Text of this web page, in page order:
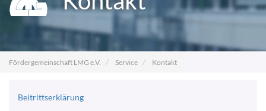
Fördergemeinschaft LMG e.V. Service Kontakt
Beitrittserklärung